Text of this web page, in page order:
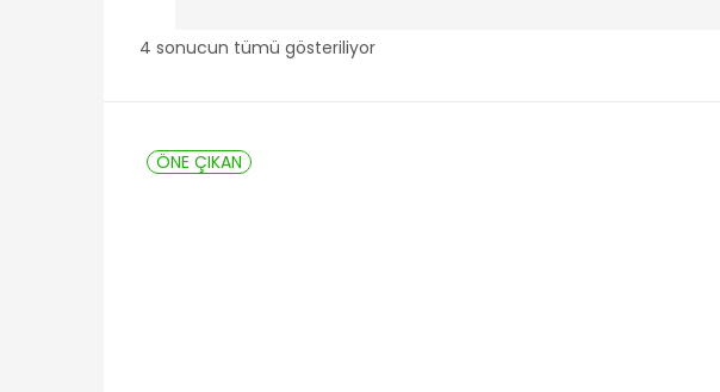
4 sonucun tümü gösteriliyor
ÖNE ÇIKAN